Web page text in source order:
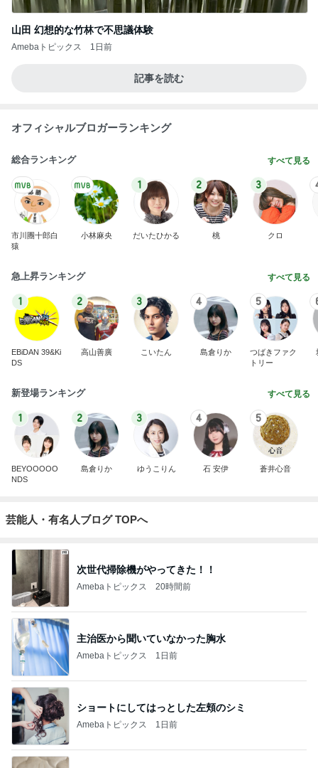
山田 幻想的な竹林で不思議体験
Amebaトピックス 1日前
記事を読む
オフィシャルブロガーランキング
総合ランキング すべて見る
市川團十郎白
猿
小林麻央
1
だいたひかる
2
桃
3
クロ
急上昇ランキング すべて見る
1
EBiDAN 39&Ki
DS
2
高山善廣
3
こいたん
4
島倉りか
5
つばきファク
トリー
新登場ランキング すべて見る
1
BEYOOOOO
NDS
2
島倉りか
3
ゆうこりん
4
石 安伊
5
蒼井心音
芸能人・有名人ブログ TOPへ
次世代掃除機がやってきた！！
Amebaトピックス 20時間前
主治医から聞いていなかった胸水
Amebaトピックス 1日前
ショートにしてはっとした左頬のシミ
Amebaトピックス 1日前